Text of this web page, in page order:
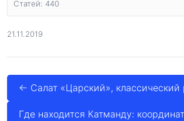
Статей: 440
21.11.2019
← Салат «Царский», классический
Где находится Катманду: